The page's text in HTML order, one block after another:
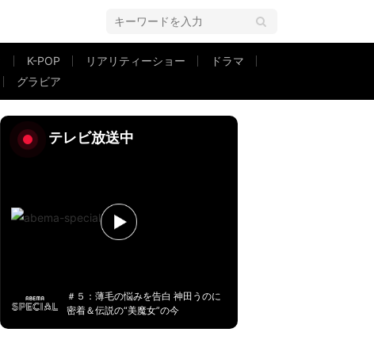
K-POP リアリティーショー
ドラマ
グラビア
テレビ放送中
＃５：薄毛の悩みを告白 神田うのに
密着＆伝説の“美魔女”の今